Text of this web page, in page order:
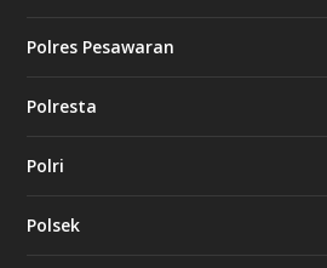
Polres Pesawaran
Polresta
Polri
Polsek